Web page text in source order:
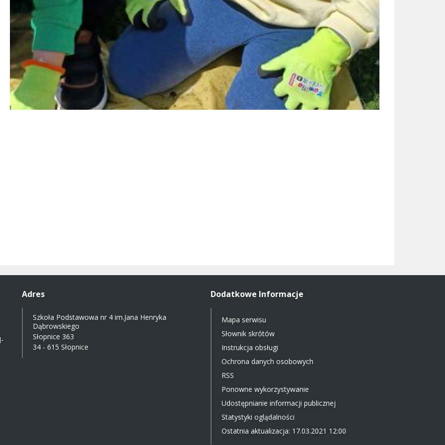
Adres
Szkoła Podstawowa nr 4 im.Jana Henryka
Dąbrowskiego
Słopnice 363
34 - 615 Słopnice
Dodatkowe Informacje
Mapa serwisu
Słownik skrótów
Instrukcja obsługi
Ochrona danych osobowych
RSS
Ponowne wykorzystywanie
Udostępnianie informacji publicznej
Statystyki oglądalności
Ostatnia aktualizacja: 17.03.2021 12:00